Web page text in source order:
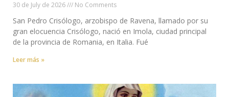
30 de July de 2026 No Comments
San Pedro Crisólogo, arzobispo de Ravena, llamado por su
gran elocuencia Crisólogo, nació en Imola, ciudad principal
de la provincia de Romania, en Italia. Fué
Leer más »